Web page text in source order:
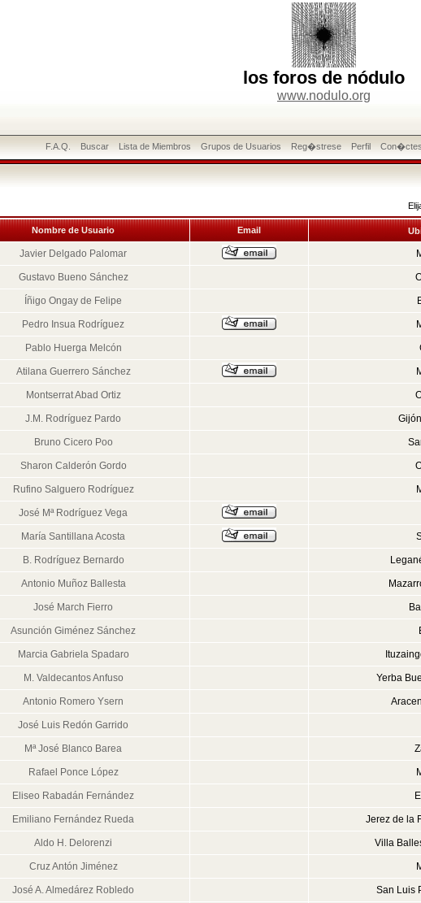
los foros de nódulo
www.nodulo.org
F.A.Q. Buscar Lista de Miembros Grupos de Usuarios Reg�strese Perfil
Nombre de Usuario Email
Javier Delgado Palomar
Gustavo Bueno Sánchez
Íñigo Ongay de Felipe
Pedro Insua Rodríguez
Pablo Huerga Melcón
Atilana Guerrero Sánchez
Montserrat Abad Ortiz
J.M. Rodríguez Pardo
Bruno Cicero Poo
Sharon Calderón Gordo
Rufino Salguero Rodríguez
José Mª Rodríguez Vega
María Santillana Acosta
B. Rodríguez Bernardo
Antonio Muñoz Ballesta
José March Fierro
Asunción Giménez Sánchez
Marcia Gabriela Spadaro
M. Valdecantos Anfuso Yerba
Antonio Romero Ysern
José Luis Redón Garrido
Mª José Blanco Barea
Rafael Ponce López
Eliseo Rabadán Fernández
Emiliano Fernández Rueda Jerez de la
Aldo H. Delorenzi Villa
Cruz Antón Jiménez
José A. Almedárez Robledo San Luis